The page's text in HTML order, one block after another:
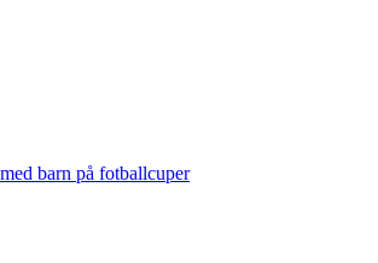
barn på fotballcuper